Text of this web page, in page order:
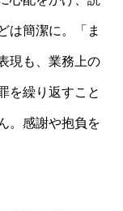
は簡潔に。「ま
現も、業務上の
を繰り返すこと
。感謝や抱負を